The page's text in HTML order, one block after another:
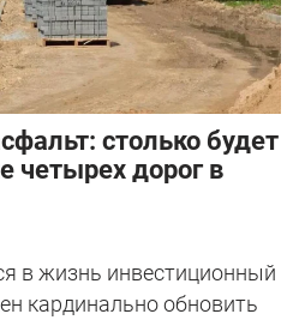
столько будет
четырех дорог в
в жизнь инвестиционный
кардинально обновить